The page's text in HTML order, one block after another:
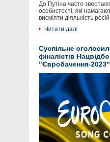
До Путіна часто
особистості, які
висміяти діяльність
Читати далі
Суспільне
фіналістів
"Євробачення-2023"